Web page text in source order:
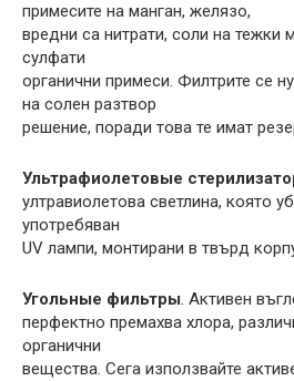
примесите на манган, желязо,
вредни са нитрати, соли на тежки
сулфати
органични примеси. Филтрите се
на солен разтвор
решение, поради това те имат
Ультрафиолетовые
ултравиолетова светлина, която
употребяван
UV лампи, монтирани в твърд
Угольные фильтры. Активен
перфектно премахва хлора,
органични
вещества. Сега използвайте